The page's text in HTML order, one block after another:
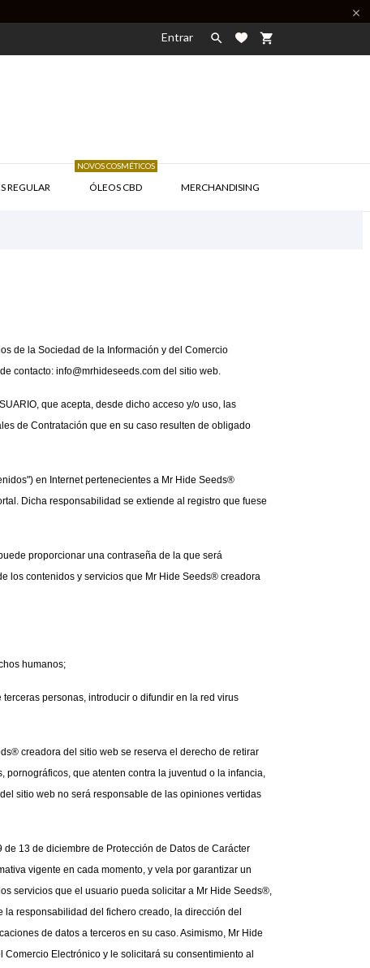

Entrar  shopping_cart
REGULAR ÓLEOS CBD
NOVOS COSMÉTICOS
MERCHANDISING
de la Sociedad de la Información y del Comercio
contacto: info@mrhideseeds.com del sitio web.
que acepta, desde dicho acceso y/o uso, las
de Contratación que en su caso resulten de obligado
en Internet pertenecientes a Mr Hide Seeds®
Dicha responsabilidad se extiende al registro que fuese
proporcionar una contraseña de la que será
los contenidos y servicios que Mr Hide Seeds® creadora
humanos;
personas, introducir o difundir en la red virus
creadora del sitio web se reserva el derecho de retirar
que atenten contra la juventud o la infancia,
sitio web no será responsable de las opiniones vertidas
13 de diciembre de Protección de Datos de Carácter
vigente en cada momento, y vela por garantizar un
servicios que el usuario pueda solicitar a Mr Hide Seeds®,
responsabilidad del fichero creado, la dirección del
de datos a terceros en su caso. Asimismo, Mr Hide
Electrónico y le solicitará su consentimiento al